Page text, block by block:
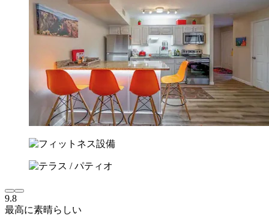
9.8
最高に素晴らしい